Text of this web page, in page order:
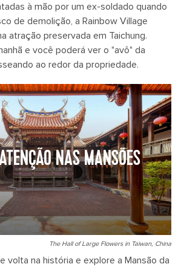
à mão por um ex-soldado quando
de demolição, a Rainbow Village
atração preservada em Taichung.
e você poderá ver o "avô" da
ao redor da propriedade.
NAS MANSÕES
The Hall of Large Flowers in Taiwan, China
volta na história e explore a Mansão da